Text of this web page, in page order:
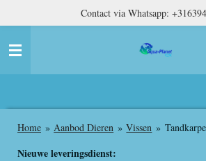
naar
hoofdinhoud
Contact via Whatsapp:
Home » Aanbod Dieren » Vissen »
Nieuwe leveringsdienst: